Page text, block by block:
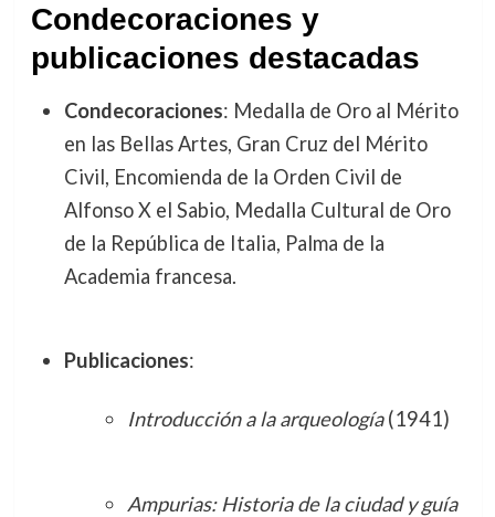
Condecoraciones y
publicaciones destacadas
Condecoraciones: Medalla de Oro al Mérito
en las Bellas Artes, Gran Cruz del Mérito
Civil, Encomienda de la Orden Civil de
Alfonso X el Sabio, Medalla Cultural de Oro
de la República de Italia, Palma de la
Academia francesa.
Publicaciones:
Introducción a la arqueología(1941)
Ampurias: Historia de la ciudad y guía